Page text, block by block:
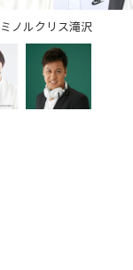
ミノルクリス滝沢